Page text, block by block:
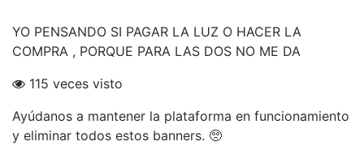
YO PENSANDO SI PAGAR LA LUZ O HACER LA
COMPRA , PORQUE PARA LAS DOS NO ME DA
115 veces visto
Ayúdanos a mantener la plataforma en funcionamiento
y eliminar todos estos banners. 🥺